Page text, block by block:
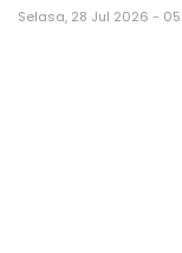
Selasa, 28 Jul 2026 -